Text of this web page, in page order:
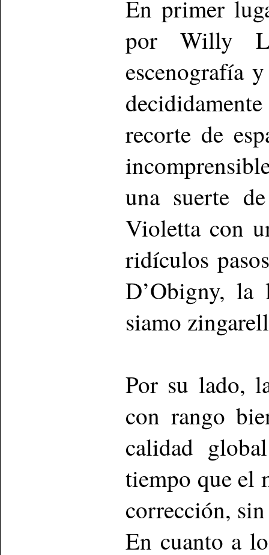
En primer
por Willy
escenografía
recorte de
una suerte
Violetta con
ridículos
D’Obigny, la
siamo
Por su lado,
con rango
calidad
tiempo que el
corrección,
En cuanto a